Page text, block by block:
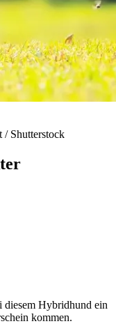
/ Shutterstock
diesem Hybridhund ein
kommen.